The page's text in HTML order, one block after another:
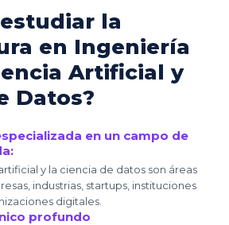
la
en Ingeniería
Artificial y
Datos?
en un campo de
y la ciencia de datos son áreas
industrias, startups, instituciones
digitales.
profundo